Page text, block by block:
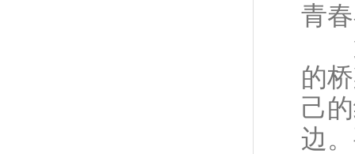
青
第
的
己
边